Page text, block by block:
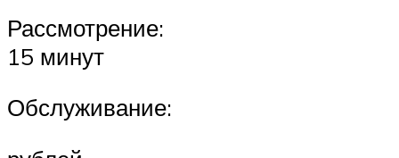
Рассмотрение:
15 минут
Обслуживание: